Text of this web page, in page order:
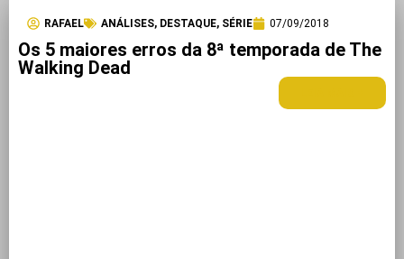
RAFAEL ANÁLISES, DESTAQUE, SÉRIE 07/09/2018
Os 5 maiores erros da 8ª temporada de The
Walking Dead